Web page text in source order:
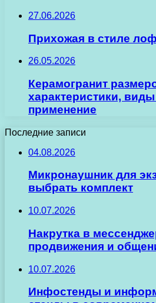
27.06.2026
Прихожая в стиле
26.05.2026
Керамогранит
характеристики,
применение
Последние записи
04.08.2026
Микронаушник для
выбрать комплект
10.07.2026
Накрутка в
продвижения и
10.07.2026
Инфостенды и